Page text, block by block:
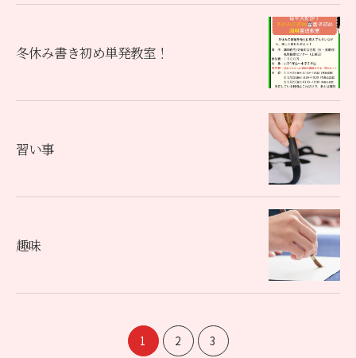
冬休み書き初め単発教室！
習い事
趣味
1 2 3